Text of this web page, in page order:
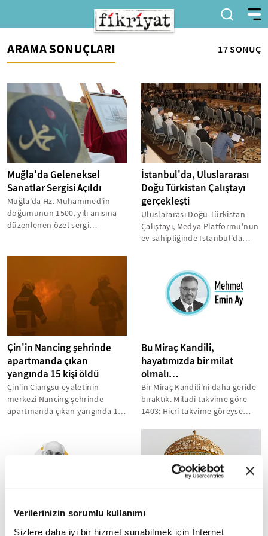
Verilerinizin sorumlu kullanımı
Sizlere daha iyi bir hizmet sunabilmek için İnternet
ARAMA SONUÇLARI 17 SONUÇ
Muğla'da Geleneksel
Sanatlar Sergisi Açıldı
Muğla'da Hz. Muhammed'in
doğumunun 1500. yılı anısına
düzenlenen özel sergi
İstanbul'da, Uluslararası
Doğu Türkistan Çalıştayı
gerçekleşti
Uluslararası Doğu Türkistan
Çalıştayı, Medya Platformu'nun
ev sahipliğinde İstanbul'da
Çin'in Nancing şehrinde
apartmanda çıkan
yangında 15 kişi öldü
Çin'in Ciangsu eyaletinin
merkezi Nancing şehrinde
apartmanda çıkan yangında 15
Bu Miraç Kandili,
hayatımızda bir milat
olmalı…
Bir Miraç Kandili'ni daha geride
bıraktık. Miladi takvime göre
1403; Hicri takvime göreyse
Türk cild san’atı - 4
Müslüman ülkelerde